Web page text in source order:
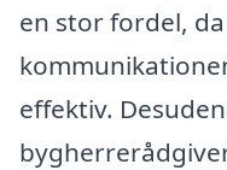
en stor fordel,
effektiv.